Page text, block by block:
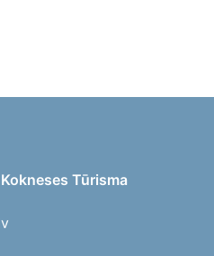
Tūrisma